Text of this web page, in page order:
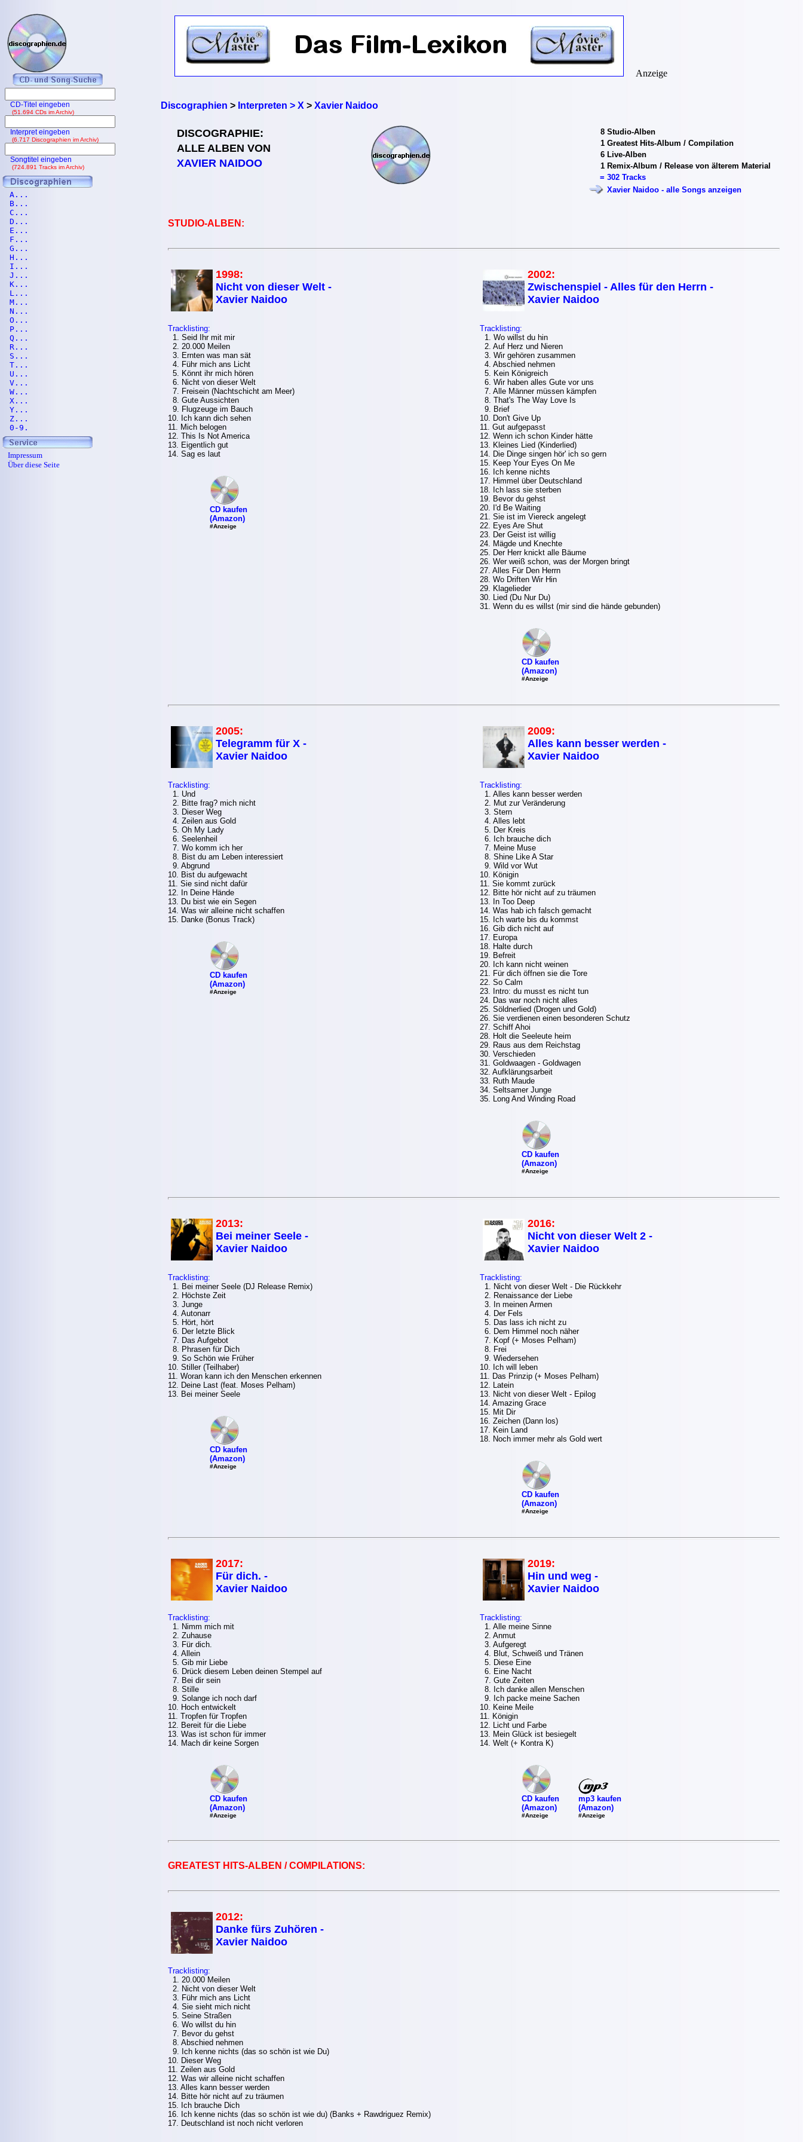
Discographien > Interpreten > X > Xavier Naidoo
DISCOGRAPHIE:
ALLE ALBEN VON
XAVIER NAIDOO
8 Studio-Alben
1 Greatest Hits-Album / Compilation
6 Live-Alben
1 Remix-Album / Release von älterem Material
= 302 Tracks
Xavier Naidoo - alle Songs anzeigen
STUDIO-ALBEN:
1998:
Nicht von dieser Welt -
Xavier Naidoo
Tracklisting:
1. Seid Ihr mit mir
2. 20.000 Meilen
3. Ernten was man sät
4. Führ mich ans Licht
5. Könnt ihr mich hören
6. Nicht von dieser Welt
7. Freisein (Nachtschicht am Meer)
8. Gute Aussichten
9. Flugzeuge im Bauch
10. Ich kann dich sehen
11. Mich belogen
12. This Is Not America
13. Eigentlich gut
14. Sag es laut
CD kaufen
(Amazon)
#Anzeige
2002:
Zwischenspiel - Alles für den Herrn -
Xavier Naidoo
Tracklisting:
1. Wo willst du hin
2. Auf Herz und Nieren
3. Wir gehören zusammen
4. Abschied nehmen
5. Kein Königreich
6. Wir haben alles Gute vor uns
7. Alle Männer müssen kämpfen
8. That's The Way Love Is
9. Brief
10. Don't Give Up
11. Gut aufgepasst
12. Wenn ich schon Kinder hätte
13. Kleines Lied (Kinderlied)
14. Die Dinge singen hör' ich so gern
15. Keep Your Eyes On Me
16. Ich kenne nichts
17. Himmel über Deutschland
18. Ich lass sie sterben
19. Bevor du gehst
20. I'd Be Waiting
21. Sie ist im Viereck angelegt
22. Eyes Are Shut
23. Der Geist ist willig
24. Mägde und Knechte
25. Der Herr knickt alle Bäume
26. Wer weiß schon, was der Morgen bringt
27. Alles Für Den Herrn
28. Wo Driften Wir Hin
29. Klagelieder
30. Lied (Du Nur Du)
31. Wenn du es willst (mir sind die hände gebunden)
CD kaufen
(Amazon)
#Anzeige
2005:
Telegramm für X -
Xavier Naidoo
Tracklisting:
1. Und
2. Bitte frag? mich nicht
3. Dieser Weg
4. Zeilen aus Gold
5. Oh My Lady
6. Seelenheil
7. Wo komm ich her
8. Bist du am Leben interessiert
9. Abgrund
10. Bist du aufgewacht
11. Sie sind nicht dafür
12. In Deine Hände
13. Du bist wie ein Segen
14. Was wir alleine nicht schaffen
15. Danke (Bonus Track)
CD kaufen
(Amazon)
#Anzeige
2009:
Alles kann besser werden -
Xavier Naidoo
Tracklisting:
1. Alles kann besser werden
2. Mut zur Veränderung
3. Stern
4. Alles lebt
5. Der Kreis
6. Ich brauche dich
7. Meine Muse
8. Shine Like A Star
9. Wild vor Wut
10. Königin
11. Sie kommt zurück
12. Bitte hör nicht auf zu träumen
13. In Too Deep
14. Was hab ich falsch gemacht
15. Ich warte bis du kommst
16. Gib dich nicht auf
17. Europa
18. Halte durch
19. Befreit
20. Ich kann nicht weinen
21. Für dich öffnen sie die Tore
22. So Calm
23. Intro: du musst es nicht tun
24. Das war noch nicht alles
25. Söldnerlied (Drogen und Gold)
26. Sie verdienen einen besonderen Schutz
27. Schiff Ahoi
28. Holt die Seeleute heim
29. Raus aus dem Reichstag
30. Verschieden
31. Goldwaagen - Goldwagen
32. Aufklärungsarbeit
33. Ruth Maude
34. Seltsamer Junge
35. Long And Winding Road
CD kaufen
(Amazon)
#Anzeige
2013:
Bei meiner Seele -
Xavier Naidoo
Tracklisting:
1. Bei meiner Seele (DJ Release Remix)
2. Höchste Zeit
3. Junge
4. Autonarr
5. Hört, hört
6. Der letzte Blick
7. Das Aufgebot
8. Phrasen für Dich
9. So Schön wie Früher
10. Stiller (Teilhaber)
11. Woran kann ich den Menschen erkennen
12. Deine Last (feat. Moses Pelham)
13. Bei meiner Seele
CD kaufen
(Amazon)
#Anzeige
2016:
Nicht von dieser Welt 2 -
Xavier Naidoo
Tracklisting:
1. Nicht von dieser Welt - Die Rückkehr
2. Renaissance der Liebe
3. In meinen Armen
4. Der Fels
5. Das lass ich nicht zu
6. Dem Himmel noch näher
7. Kopf (+ Moses Pelham)
8. Frei
9. Wiedersehen
10. Ich will leben
11. Das Prinzip (+ Moses Pelham)
12. Latein
13. Nicht von dieser Welt - Epilog
14. Amazing Grace
15. Mit Dir
16. Zeichen (Dann los)
17. Kein Land
18. Noch immer mehr als Gold wert
CD kaufen
(Amazon)
#Anzeige
2017:
Für dich. -
Xavier Naidoo
Tracklisting:
1. Nimm mich mit
2. Zuhause
3. Für dich.
4. Allein
5. Gib mir Liebe
6. Drück diesem Leben deinen Stempel auf
7. Bei dir sein
8. Stille
9. Solange ich noch darf
10. Hoch entwickelt
11. Tropfen für Tropfen
12. Bereit für die Liebe
13. Was ist schon für immer
14. Mach dir keine Sorgen
CD kaufen
(Amazon)
#Anzeige
2019:
Hin und weg -
Xavier Naidoo
Tracklisting:
1. Alle meine Sinne
2. Anmut
3. Aufgeregt
4. Blut, Schweiß und Tränen
5. Diese Eine
6. Eine Nacht
7. Gute Zeiten
8. Ich danke allen Menschen
9. Ich packe meine Sachen
10. Keine Meile
11. Königin
12. Licht und Farbe
13. Mein Glück ist besiegelt
14. Welt (+ Kontra K)
CD kaufen
(Amazon)
#Anzeige
mp3 kaufen
(Amazon)
#Anzeige
GREATEST HITS-ALBEN / COMPILATIONS:
2012:
Danke fürs Zuhören -
Xavier Naidoo
Tracklisting:
1. 20.000 Meilen
2. Nicht von dieser Welt
3. Führ mich ans Licht
4. Sie sieht mich nicht
5. Seine Straßen
6. Wo willst du hin
7. Bevor du gehst
8. Abschied nehmen
9. Ich kenne nichts (das so schön ist wie Du)
10. Dieser Weg
11. Zeilen aus Gold
12. Was wir alleine nicht schaffen
13. Alles kann besser werden
14. Bitte hör nicht auf zu träumen
15. Ich brauche Dich
16. Ich kenne nichts (das so schön ist wie du) (Banks + Rawdriguez Remix)
17. Deutschland ist noch nicht verloren
Anzeige
CD-Titel eingeben
(51.694 CDs im Archiv)
Interpret eingeben
(6.717 Discographien im Archiv)
Songtitel eingeben
(724.891 Tracks im Archiv)
A...
B...
C...
D...
E...
F...
G...
H...
I...
J...
K...
L...
M...
N...
O...
P...
Q...
R...
S...
T...
U...
V...
W...
X...
Y...
Z...
0-9.
Impressum
Über diese Seite